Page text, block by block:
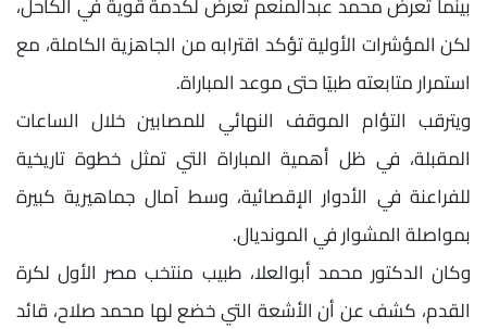
لكن المؤشرات الأولية تؤكد اقترابه من الجاهزية الكاملة، مع
استمرار متابعته طبيًا حتى موعد المباراة.
ويترقب التؤام الموقف النهائي للمصابين خلال الساعات
المقبلة، في ظل أهمية المباراة التي تمثل خطوة تاريخية
للفراعنة في الأدوار الإقصائية، وسط آمال جماهيرية كبيرة
بمواصلة المشوار في المونديال.
وكان الدكتور محمد أبوالعلا، طبيب منتخب مصر الأول لكرة
القدم، كشف عن أن الأشعة التي خضع لها محمد صلاح، قائد